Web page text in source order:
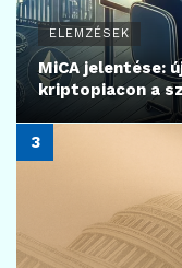
ELEMZÉSEK
MiCA jelentése:
kriptopiacon a